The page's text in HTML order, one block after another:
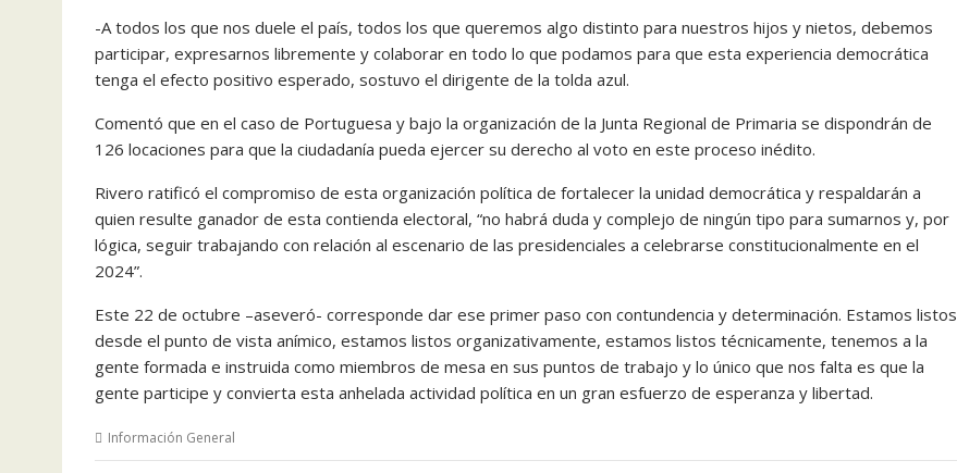
-A todos los que nos duele el país, todos los que queremos algo distinto para nuestros hijos y nietos, debemos
participar, expresarnos libremente y colaborar en todo lo que podamos para que esta experiencia democrática
tenga el efecto positivo esperado, sostuvo el dirigente de la tolda azul.
Comentó que en el caso de Portuguesa y bajo la organización de la Junta Regional de Primaria se dispondrán de
126 locaciones para que la ciudadanía pueda ejercer su derecho al voto en este proceso inédito.
Rivero ratificó el compromiso de esta organización política de fortalecer la unidad democrática y respaldarán a
quien resulte ganador de esta contienda electoral, “no habrá duda y complejo de ningún tipo para sumarnos y, por
lógica, seguir trabajando con relación al escenario de las presidenciales a celebrarse constitucionalmente en el
2024”.
Este 22 de octubre –aseveró- corresponde dar ese primer paso con contundencia y determinación. Estamos listos
desde el punto de vista anímico, estamos listos organizativamente, estamos listos técnicamente, tenemos a la
gente formada e instruida como miembros de mesa en sus puntos de trabajo y lo único que nos falta es que la
gente participe y convierta esta anhelada actividad política en un gran esfuerzo de esperanza y libertad.
Información General